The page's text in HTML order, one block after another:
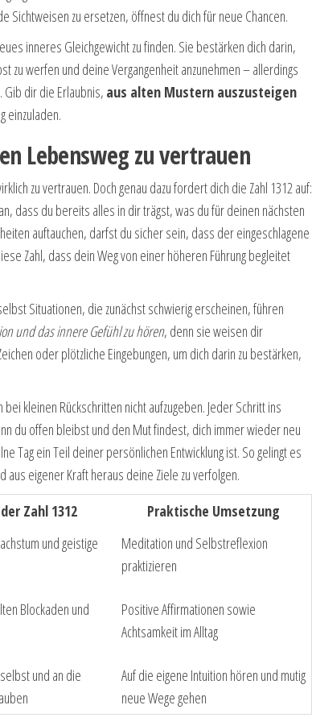
Sichtweisen zu ersetzen, öffnest du dich für neue Chancen.
inneres Gleichgewicht zu finden. Sie bestärken dich darin,
zu werfen und deine Vergangenheit anzunehmen – allerdings
dir die Erlaubnis, aus alten Mustern auszusteigen
einzuladen.
Lebensweg zu vertrauen
zu vertrauen. Doch genau dazu fordert dich die Zahl 1312 auf:
dass du bereits alles in dir trägst, was du für deinen nächsten
auftauchen, darfst du sicher sein, dass der eingeschlagene
Zahl, dass dein Weg von einer höheren Führung begleitet
Situationen, die zunächst schwierig erscheinen, führen
und das innere Gefühl zu hören, denn sie weisen dir
oder plötzliche Eingebungen, um dich darin zu bestärken,
kleinen Rückschritten nicht aufzugeben. Jeder Schritt ins
du offen bleibst und den Mut findest, dich immer wieder neu
Tag ein Teil deiner persönlichen Entwicklung ist. So gelingt es
aus eigener Kraft heraus deine Ziele zu verfolgen.
Zahl 1312 Praktische Umsetzung
und geistige
Meditation und Selbstreflexion
praktizieren
Blockaden und
Positive Affirmationen sowie
Achtsamkeit im Alltag
und an die
Auf die eigene Intuition hören und mutig
neue Wege gehen